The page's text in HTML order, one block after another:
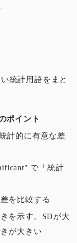
統計用語をまと
ポイント
計的に有意な差
で「統計
を比較する
を示す。SDが大
が大きい